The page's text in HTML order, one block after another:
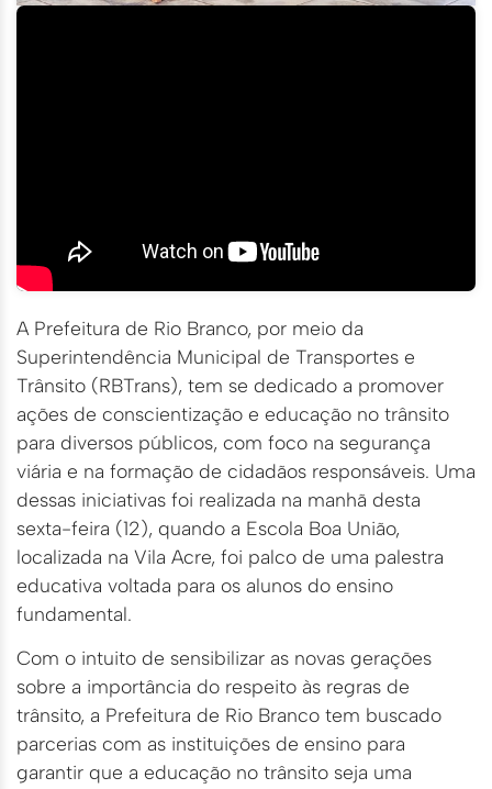
A Prefeitura de Rio Branco, por meio da
Superintendência Municipal de Transportes e
Trânsito (RBTrans), tem se dedicado a promover
ações de conscientização e educação no trânsito
para diversos públicos, com foco na segurança
viária e na formação de cidadãos responsáveis. Uma
dessas iniciativas foi realizada na manhã desta
sexta-feira (12), quando a Escola Boa União,
localizada na Vila Acre, foi palco de uma palestra
educativa voltada para os alunos do ensino
fundamental.
Com o intuito de sensibilizar as novas gerações
sobre a importância do respeito às regras de
trânsito, a Prefeitura de Rio Branco tem buscado
parcerias com as instituições de ensino para
garantir que a educação no trânsito seja uma